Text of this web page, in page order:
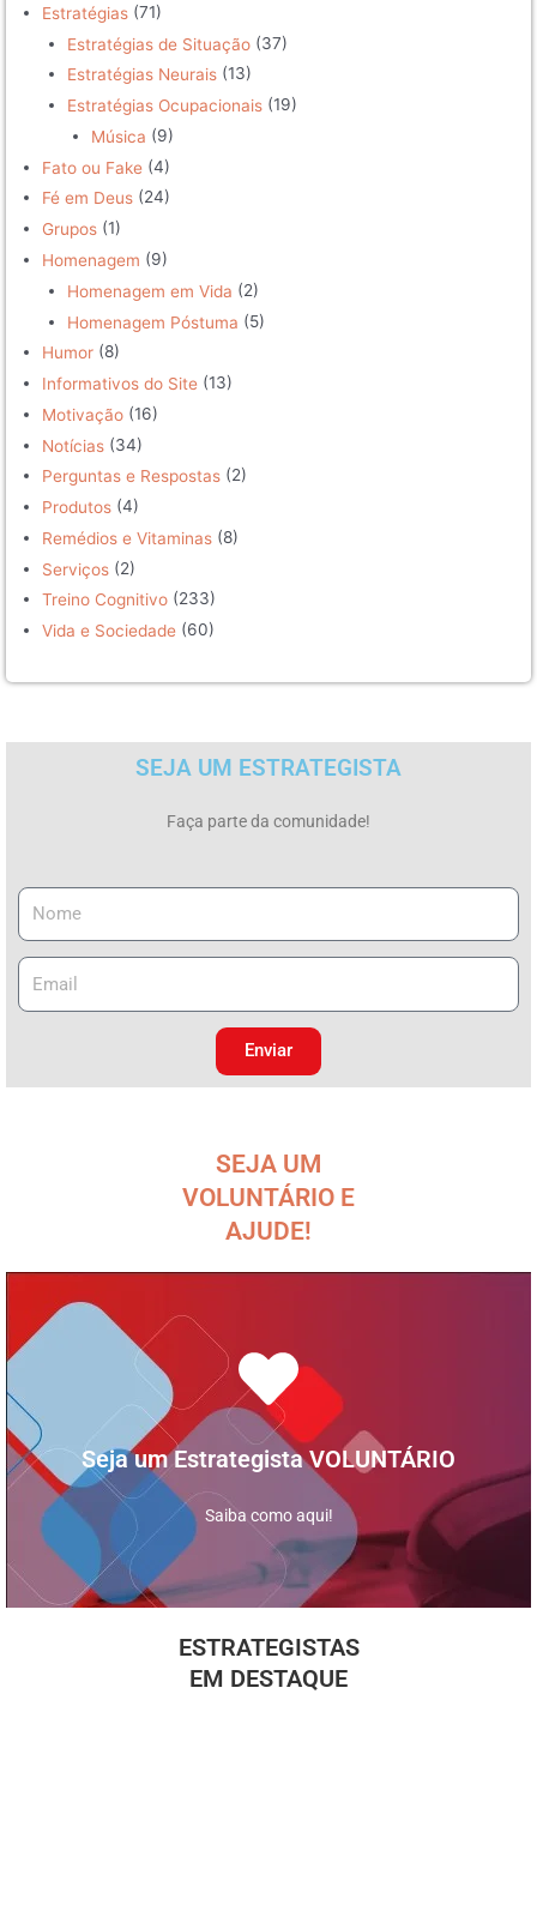
Estratégias (71)
Estratégias de Situação(37)
Estratégias Neurais(13)
Estratégias Ocupacionais(19)
Música (9)
Fato ou Fake (4)
Fé em Deus (24)
Grupos (1)
Homenagem (9)
Homenagem em Vida (2)
Homenagem Póstuma (5)
Humor (8)
Informativos do Site (13)
Motivação (16)
Notícias (34)
Perguntas e Respostas (2)
Produtos (4)
Remédios e Vitaminas (8)
Serviços (2)
Treino Cognitivo (233)
Vida e Sociedade (60)
SEJA UM ESTRATEGISTA
Faça parte da comunidade!
Enviar
SEJA UM
VOLUNTÁRIO E
AJUDE!
Seja um Estrategista VOLUNTÁRIO
Saiba como aqui!
Quero Ajudar!
Já pensou em como você pode ajudar milhares de famílias?
Inscreva-se
ESTRATEGISTAS
EM DESTAQUE